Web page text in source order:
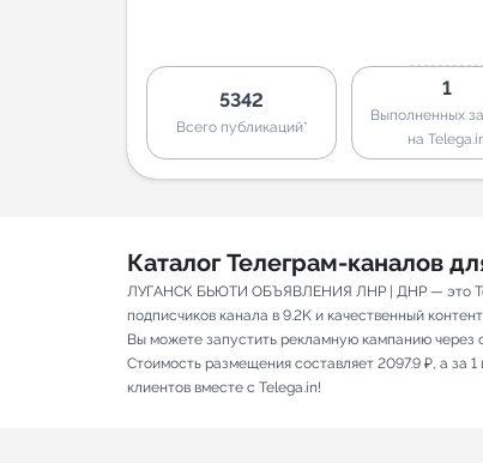
5342
Всего публикаций*
1
Выполненных
на
Каталог Телеграм-каналов
ЛУГАНСК БЬЮТИ ОБЪЯВЛЕНИЯ ЛНР | ДНР — это
подписчиков канала в 9.2K и качественный
Вы можете запустить рекламную кампанию через
Стоимость размещения составляет 2097.9 ₽, а за
клиентов вместе с Telega.in!